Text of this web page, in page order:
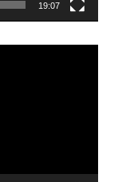
19:07